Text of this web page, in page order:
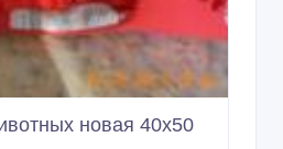
новая 40х50